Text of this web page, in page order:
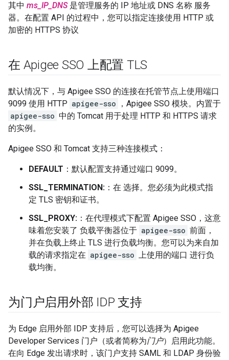
其中 ms_IP_DNS是管理服务的 IP 地址或 DNS 名称 服务
器。在配置 API 的过程中，您可以指定连接使用 HTTP 或
加密的 HTTPS 协议
在 Apigee SSO 上配置 TLS
默认情况下，与 Apigee SSO 的连接在托管节点上使用端口
9099 使用 HTTP apigee-sso
，Apigee SSO 模块。内置于
apigee-sso 中的 Tomcat 用于处理 HTTP 和 HTTPS 请求
的实例。
Apigee SSO 和 Tomcat 支持三种连接模式：
DEFAULT ：默认配置支持通过端口 9099。
SSL_TERMINATION: ：在 选择。您必须为此模式指
定 TLS 密钥和证书。
SSL_PROXY: ：在代理模式下配置 Apigee SSO，这意
味着您安装了 负载平衡器位于 apigee-sso 前面，
并在负载上终止 TLS 进行负载均衡。您可以为来自加
载的请求指定在 apigee-sso 上使用的端口 进行负
载均衡。
为门户启用外部 IDP 支持
为 Edge 启用外部 IDP 支持后，您可以选择为 Apigee
Developer Services 门户（或者简称为门户）启用此功能。
在向 Edge 发出请求时，该门户支持 SAML 和 LDAP 身份验